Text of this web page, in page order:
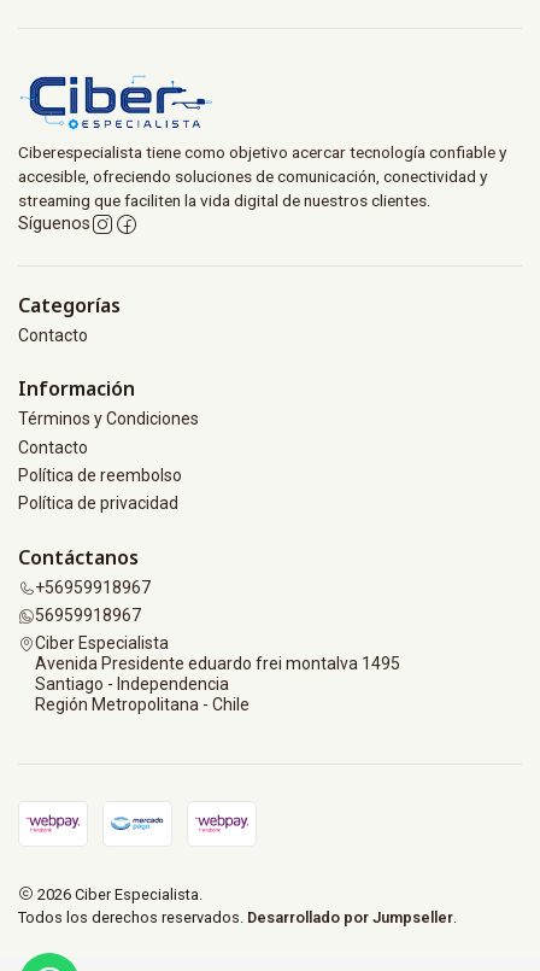
Ciberespecialista tiene como objetivo acercar tecnología confiable y
accesible, ofreciendo soluciones de comunicación, conectividad y
streaming que faciliten la vida digital de nuestros clientes.
Síguenos
Categorías
Contacto
Información
Términos y Condiciones
Contacto
Política de reembolso
Política de privacidad
Contáctanos
+56959918967
56959918967
Ciber Especialista
Avenida Presidente eduardo frei montalva 1495
Santiago - Independencia
Región Metropolitana - Chile
2026 Ciber Especialista.
Todos los derechos reservados. Desarrollado por Jumpseller